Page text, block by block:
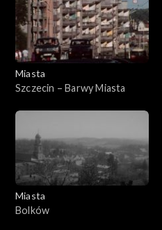
Miasta
Szczecin – Barwy Miasta
Miasta
Bolków